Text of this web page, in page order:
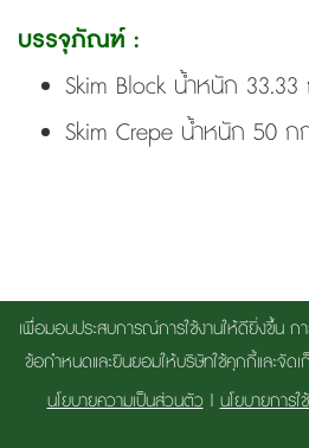
บรรจุภัณฑ์ :
Skim Block น้ำหนัก
Skim Crepe น้ำหนัก 50
Copyright 2018 By THAI RUBBER
LIMITED | By
เพื่อมอบประสบการณ์การใช้งานให้ดียิ่งขึ้น ก
ข้อกำหนดและยินยอมให้บริษัทใช้คุกกี้และจั
นโยบายความเป็นส่วนตัว|นโยบายการ